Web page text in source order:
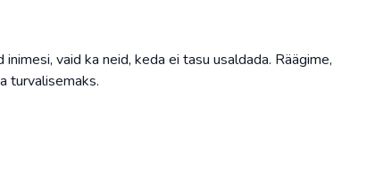
vaid ka neid, keda ei tasu usaldada. Räägime,
turvalisemaks.